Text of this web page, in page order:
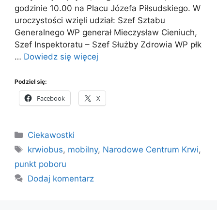
godzinie 10.00 na Placu Józefa Piłsudskiego. W
uroczystości wzięli udział: Szef Sztabu
Generalnego WP generał Mieczysław Cieniuch,
Szef Inspektoratu – Szef Służby Zdrowia WP płk
… Dowiedz się więcej
Podziel się:
Facebook X
Kategorie
Ciekawostki
Tagi
krwiobus, mobilny, Narodowe Centrum Krwi,
punkt poboru
Dodaj komentarz